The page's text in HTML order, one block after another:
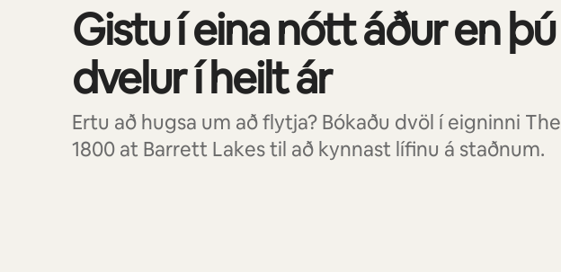
Gistu í eina nótt áður en þú
dvelur í heilt ár
Ertu að hugsa um að flytja? Bókaðu dvöl í eigninni The
1800 at Barrett Lakes til að kynnast lífinu á staðnum.